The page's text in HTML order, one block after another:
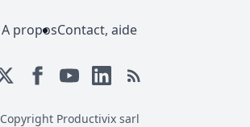
A proposContact, aide
Copyright Productivix sarl